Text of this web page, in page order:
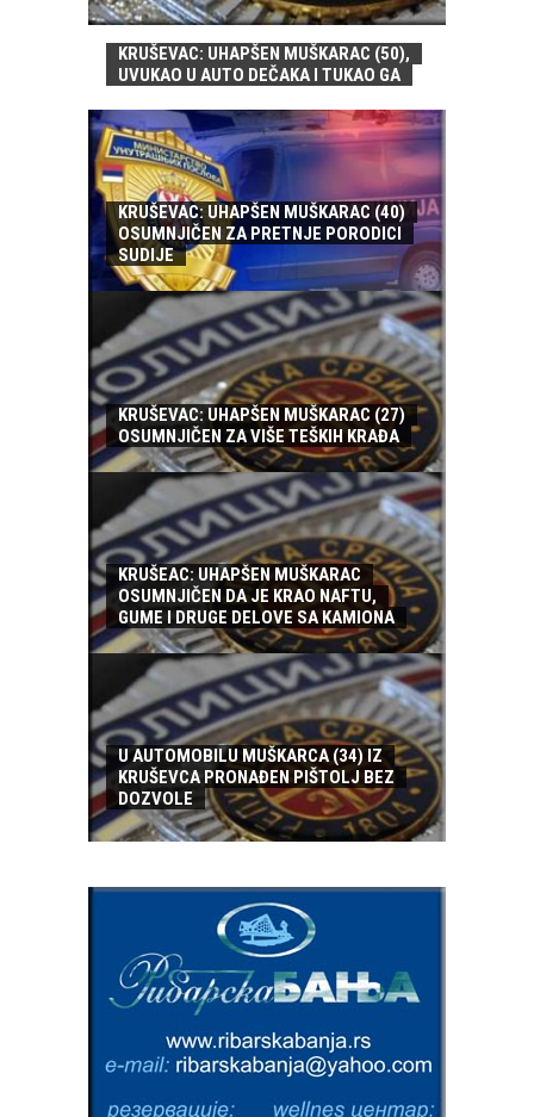
KRUŠEVAC: UHAPŠEN MUŠKARAC (50),
UVUKAO U AUTO DEČAKA I TUKAO GA
KRUŠEVAC: UHAPŠEN MUŠKARAC (40)
OSUMNJIČEN ZA PRETNJE PORODICI
SUDIJE
KRUŠEVAC: UHAPŠEN MUŠKARAC (27)
OSUMNJIČEN ZA VIŠE TEŠKIH KRAĐA
KRUŠEAC: UHAPŠEN MUŠKARAC
OSUMNJIČEN DA JE KRAO NAFTU,
GUME I DRUGE DELOVE SA KAMIONA
U AUTOMOBILU MUŠKARCA (34) IZ
KRUŠEVCA PRONAĐEN PIŠTOLJ BEZ
DOZVOLE